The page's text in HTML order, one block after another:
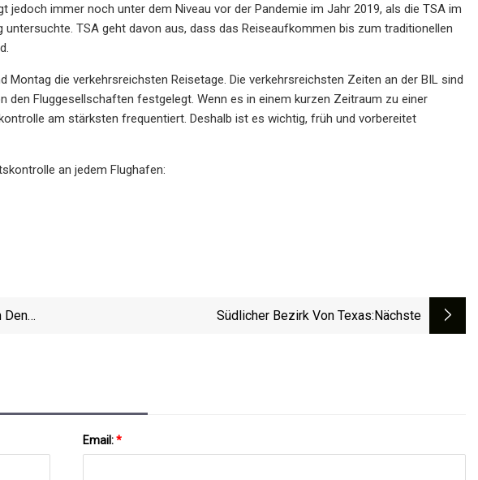
jedoch immer noch unter dem Niveau vor der Pandemie im Jahr 2019, als die TSA im
TSA geht davon aus, dass das Reiseaufkommen bis zum traditionellen
die verkehrsreichsten Reisetage. Die verkehrsreichsten Zeiten an der BIL sind
den Fluggesellschaften festgelegt. Wenn es in einem kurzen Zeitraum zu einer
am stärksten frequentiert. Deshalb ist es wichtig, früh und vorbereitet
an jedem Flughafen:
Den
Südlicher Bezirk Von Texas:nächste
Email:*